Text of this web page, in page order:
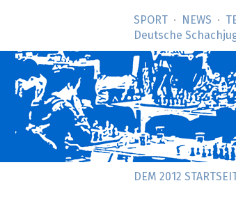
SPORT NEWS
Deutsche
DEM 2012